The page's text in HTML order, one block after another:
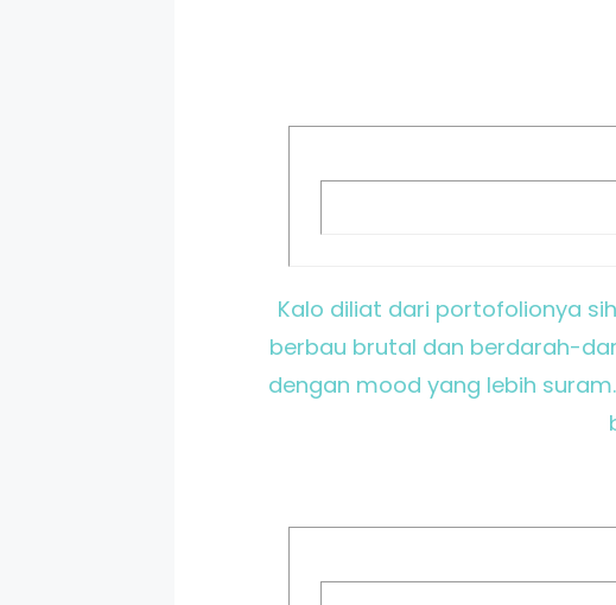
Kalo diliat dari portofolionya
berbau brutal dan berdarah-
dengan mood yang lebih